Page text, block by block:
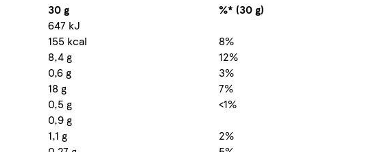
30 g
%* (30 g)
647 kJ
155 kcal
8%
8,4 g
12%
0,6 g
3%
18 g
7%
0,5 g
<1%
0,9 g
1,1 g
2%